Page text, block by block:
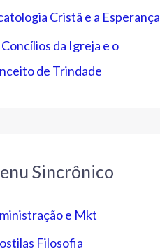
Cristã e a Esperança
Concílios da Igreja e o
de Trindade
Sincrônico
e Mkt
Filosofia